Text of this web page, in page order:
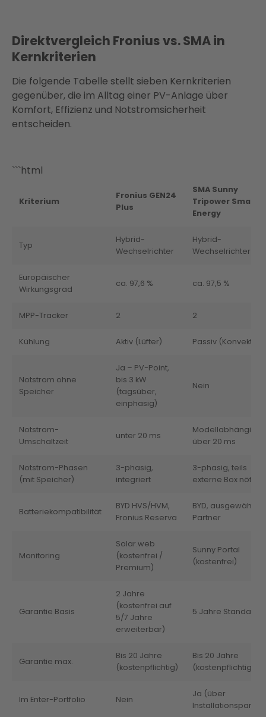
Direktvergleich Fronius vs. SMA in
Kernkriterien
Die folgende Tabelle stellt sieben Kernkriterien
gegenüber, die im Alltag einer PV-Anlage über
Komfort, Effizienz und Notstromsicherheit
entscheiden.
```html
Kriterium
Fronius GEN24
Plus
SMA Sunny
Tripower Smart
Energy
Typ
Hybrid-
Wechselrichter
Hybrid-
Wechselrichter
Europäischer
Wirkungsgrad
ca. 97,6 % ca. 97,5 %
MPP-Tracker 2 2
Kühlung Aktiv (Lüfter) Passiv
Notstrom ohne
Speicher
Ja – PV-Point,
bis 3 kW
(tagsüber,
einphasig)
Nein
Notstrom-
Umschaltzeit
unter 20 ms
Modellabhängig,
über 20 ms
Notstrom-Phasen
(mit Speicher)
3-phasig,
integriert
3-phasig, teils
externe Box nötig
Batteriekompatibilität
BYD HVS/HVM,
Fronius Reserva
BYD, ausgewählte
Partner
Monitoring
Solar.web
(kostenfrei /
Premium)
Sunny Portal
(kostenfrei)
Garantie Basis
2 Jahre
(kostenfrei auf
5/7 Jahre
erweiterbar)
5 Jahre Standard
Garantie max.
Bis 20 Jahre
(kostenpflichtig)
Bis 20 Jahre
(kostenpflichtig)
Im Enter-Portfolio Nein
Ja (über